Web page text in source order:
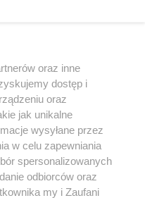
może być powielany i
w jakikolwiek sposób
na jakimkolwiek polu
z umieszczaniem w
praw. Jakiekolwiek użycie
w części z naruszeniem
pod groźbą kary i może
oraz inne
dostęp i
oraz
jak unikalne
wysyłane przez
w celu zapewniania
spersonalizowanych
odbiorców oraz
my i Zaufani